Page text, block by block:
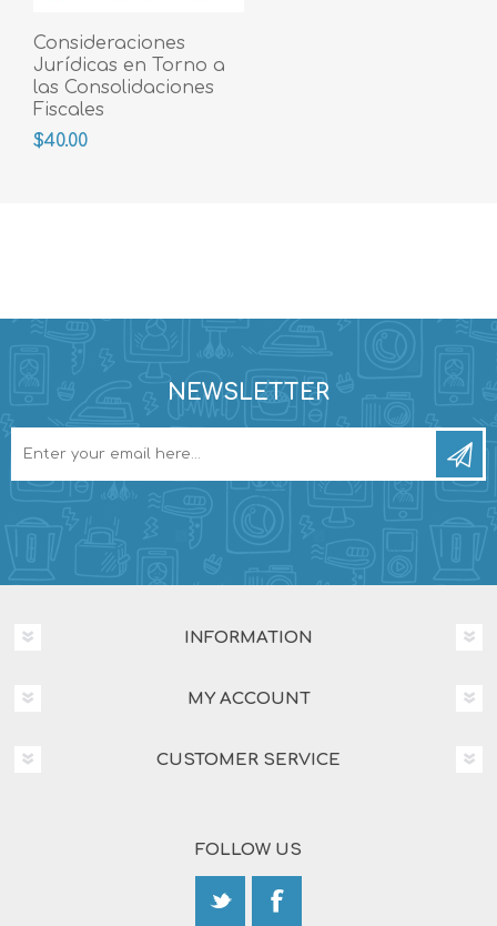
Consideraciones
Jurídicas en Torno a
las Consolidaciones
Fiscales
$40.00
NEWSLETTER
INFORMATION
MY ACCOUNT
CUSTOMER SERVICE
FOLLOW US